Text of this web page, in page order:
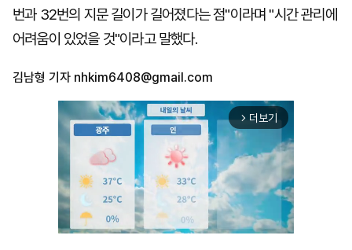
번과 32번의 지문 길이가 길어졌다는 점"이라며 "시간 관리에
어려움이 있었을 것"이라고 말했다.
김남형 기자 nhkim6408@gmail.com
arrow_forward_ios 더보기